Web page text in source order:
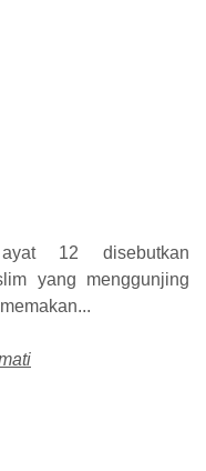
12 disebutkan
yang menggunjing